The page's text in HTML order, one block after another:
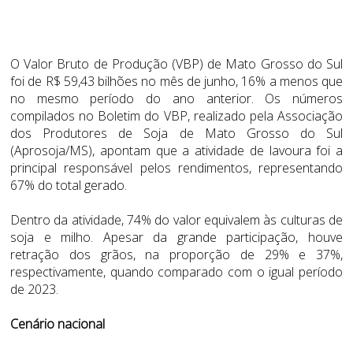
O Valor Bruto de Produção (VBP) de Mato Grosso do Sul
foi de R$ 59,43 bilhões no mês de junho, 16% a menos que
no mesmo período do ano anterior. Os números
compilados no Boletim do VBP, realizado pela Associação
dos Produtores de Soja de Mato Grosso do Sul
(Aprosoja/MS), apontam que a atividade de lavoura foi a
principal responsável pelos rendimentos, representando
67% do total gerado.
Dentro da atividade, 74% do valor equivalem às culturas de
soja e milho. Apesar da grande participação, houve
retração dos grãos, na proporção de 29% e 37%,
respectivamente, quando comparado com o igual período
de 2023.
Cenário nacional